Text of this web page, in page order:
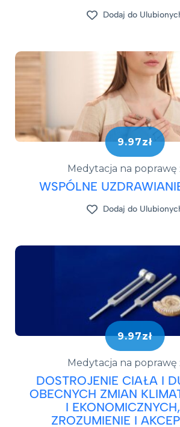
Dodaj do
9.97zł
Medytacja na poprawę
WSPÓLNE
Dodaj do
9.97zł
Medytacja na poprawę
DOSTROJENIE CIAŁA I
OBECNYCH ZMIAN
I
ZROZUMIENIE I